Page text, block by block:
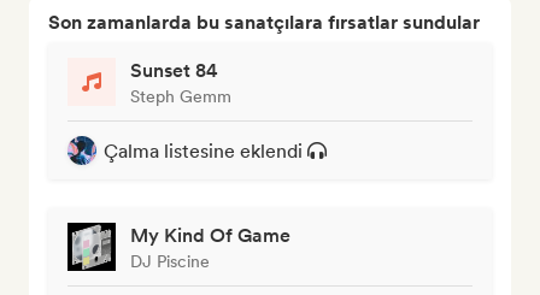
Son zamanlarda bu sanatçılara fırsatlar sundular
Sunset 84
Steph Gemm
Çalma listesine eklendi
My Kind Of Game
DJ Piscine